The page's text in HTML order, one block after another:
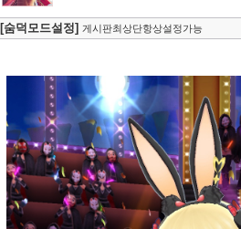
[숨덕모드설정] 게시판최상단항상설정가능